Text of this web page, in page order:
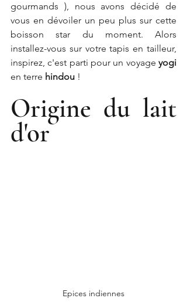
gourmands ), nous avons décidé de
vous en dévoiler un peu plus sur cette
boisson star du moment. Alors
installez-vous sur votre tapis en tailleur,
inspirez, c'est parti pour un voyage yogi
en terre hindou !
Origine du lait
d'or
Epices indiennes